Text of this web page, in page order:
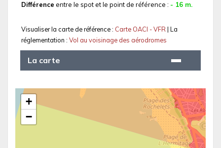
Différence entre le spot et le point de référence : - 16 m.
Visualiser la carte de référence : Carte OACI - VFR| La
réglementation : Vol au voisinage des aérodromes
La carte